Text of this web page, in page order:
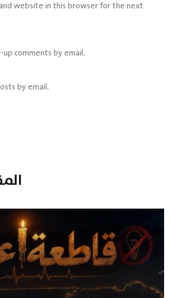
website in this browser for the next
comments by email.
by email.